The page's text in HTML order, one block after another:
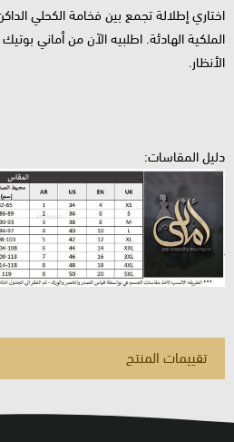
اختاري إطلالة تجمع بين فخامة الكحلي
الملكية الهادئة. اطلبيه الآن من أماني
الأنظار.
دليل المقاسات:
تقييمات المنتج